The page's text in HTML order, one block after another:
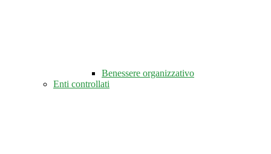
Benessere organizzativo
Enti controllati